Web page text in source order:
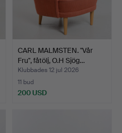
CARL MALMSTEN. "Vår
Fru", fåtölj, O.H Sjög…
Klubbades 12 jul 2026
11 bud
200 USD